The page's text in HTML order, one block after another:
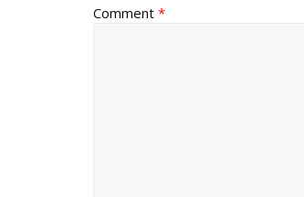
Comment *